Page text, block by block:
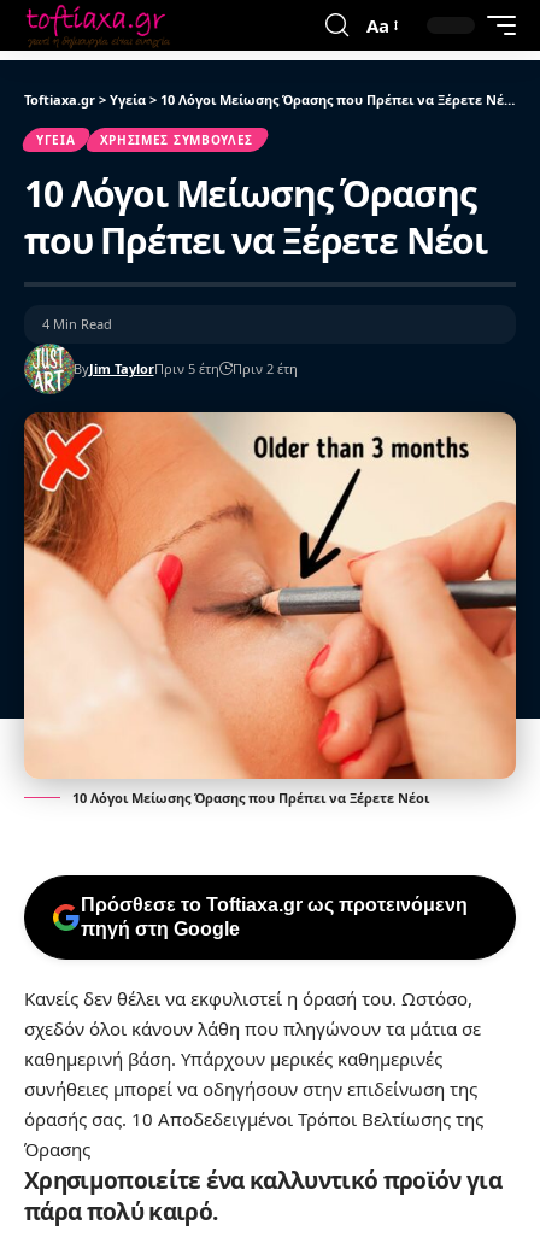
Aa
Toftiaxa.gr > Υγεία > 10 Λόγοι Μείωσης Όρασης που Πρέπει να Ξέρετε Νέοι
ΥΓΕΊΑ ΧΡΉΣΙΜΕΣ ΣΥΜΒΟΥΛΈΣ
10 Λόγοι Μείωσης Όρασης
που Πρέπει να Ξέρετε Νέοι
ByJim TaylorΠριν 5 έτη Πριν 2 έτη
4 Min Read
10 Λόγοι Μείωσης Όρασης που Πρέπει να Ξέρετε Νέοι
Πρόσθεσε το Toftiaxa.gr ως προτεινόμενη
πηγή στη Google
Κανείς δεν θέλει να εκφυλιστεί η όρασή του. Ωστόσο,
σχεδόν όλοι κάνουν λάθη που πληγώνουν τα μάτια σε
καθημερινή βάση. Υπάρχουν μερικές καθημερινές
συνήθειες μπορεί να οδηγήσουν στην επιδείνωση της
όρασής σας. 10 Αποδεδειγμένοι Τρόποι Βελτίωσης της
Όρασης
Χρησιμοποιείτε ένα καλλυντικό προϊόν για
πάρα πολύ καιρό.